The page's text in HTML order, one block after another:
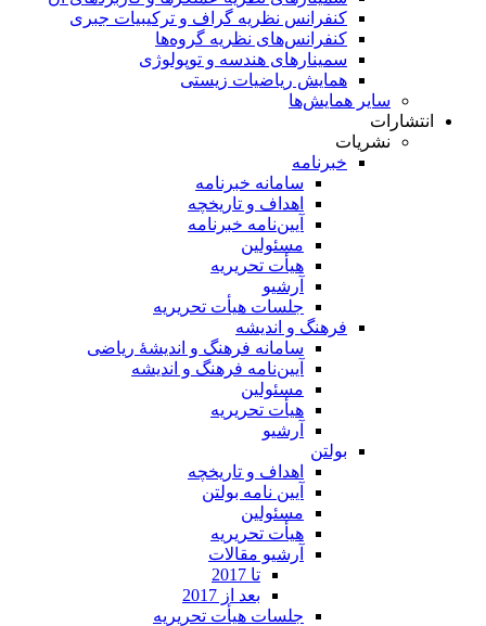
کنفرانس نظریه گراف و ترکیبیات جبری
کنفرانس‌های نظریه گروه‌ها
سمینار‌های هندسه و توپولوژی
همایش ریاضیات زیستی
سایر همایش‌ها
انتشارات
نشریات
خبرنامه
سامانه خبرنامه
اهداف و تاریخچه
آیین‌نامه خبرنامه
مسئولین
هیأت تحریریه
آرشیو
جلسات هیأت تحریریه
فرهنگ و اندیشه
سامانه فرهنگ و اندیشۀ ریاضی
آیین‌نامه فرهنگ و اندیشه
مسئولین
هیأت تحریریه
آرشیو
بولتن
اهداف و تاریخچه
آیین نامه بولتن
مسئولین
هیأت تحریریه
آرشیو مقالات
تا 2017
بعد از 2017
جلسات هیأت تحریریه